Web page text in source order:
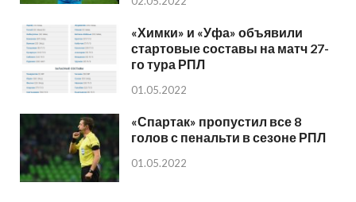
«Химки» и «Уфа» объявили
стартовые составы на матч 27-
го тура РПЛ
01.05.2022
«Спартак» пропустил все 8
голов с пенальти в сезоне РПЛ
01.05.2022